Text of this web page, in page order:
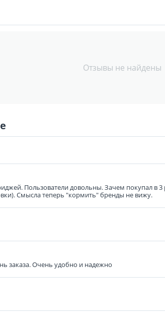
Отзывы не найдены
Пользователи довольны. Зачем покупал
Смысла теперь "кормить" бренды не вижу.
заказа. Очень удобно и надежно